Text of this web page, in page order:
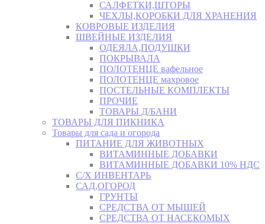
САЛФЕТКИ,ШТОРЫ
ЧЕХЛЫ,КОРОБКИ ДЛЯ ХРАНЕНИЯ
КОВРОВЫЕ ИЗДЕЛИЯ
ШВЕЙНЫЕ ИЗДЕЛИЯ
ОДЕЯЛА,ПОДУШКИ
ПОКРЫВАЛА
ПОЛОТЕНЦЕ вафельное
ПОЛОТЕНЦЕ махровое
ПОСТЕЛЬНЫЕ КОМПЛЕКТЫ
ПРОЧИЕ
ТОВАРЫ Д/БАНИ
ТОВАРЫ ДЛЯ ПИКНИКА
Товары для сада и огорода
ПИТАНИЕ ДЛЯ ЖИВОТНЫХ
ВИТАМИННЫЕ ДОБАВКИ
ВИТАМИННЫЕ ДОБАВКИ 10% НДС
С/Х ИНВЕНТАРЬ
САД,ОГОРОД
ГРУНТЫ
СРЕДСТВА ОТ МЫШЕЙ
СРЕДСТВА ОТ НАСЕКОМЫХ